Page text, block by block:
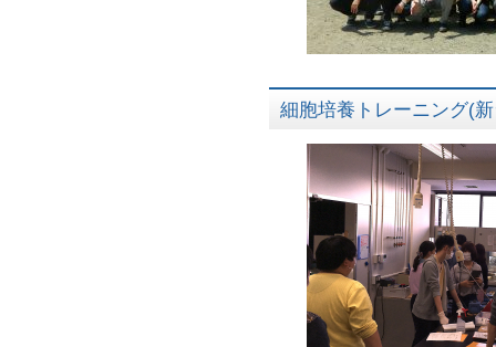
細胞培養トレーニング(